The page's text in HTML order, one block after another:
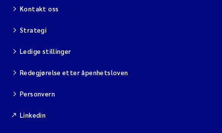
Kontakt oss
Strategi
Ledige stillinger
Redegjørelse etter åpenhetsloven
Personvern
Linkedin